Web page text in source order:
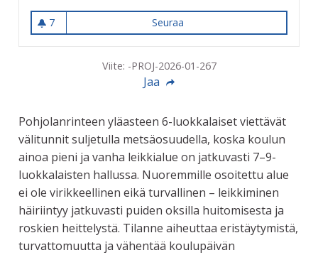
7
7 seuraajaa
Seuraa
Viite: -PROJ-2026-01-267
Jaa
Pohjolanrinteen yläasteen 6-luokkalaiset viettävät
välitunnit suljetulla metsäosuudella, koska koulun
ainoa pieni ja vanha leikkialue on jatkuvasti 7–9-
luokkalaisten hallussa. Nuoremmille osoitettu alue
ei ole virikkeellinen eikä turvallinen – leikkiminen
häiriintyy jatkuvasti puiden oksilla huitomisesta ja
roskien heittelystä. Tilanne aiheuttaa eristäytymistä,
turvattomuutta ja vähentää koulupäivän